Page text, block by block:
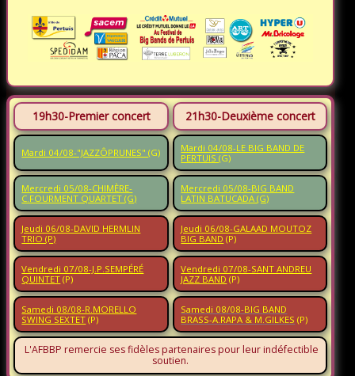
19h30-Premier concert 21h30-Deuxième concert
Mardi 04/08-"JAZZÔPRUNES"(G)
Mardi 04/08-LE BIG BAND DE
PERTUIS(G)
Mercredi 05/08-CHIMÈRE-
C.FOURMENT QUARTET (G)
Mercredi 05/08-BIG BAND
LATIN BATUCADA (G)
Jeudi 06/08-DAVID HERMLIN
TRIO (P)
Jeudi 06/08-GALAAD MOUTOZ
BIG BAND (P)
Vendredi 07/08-J.P.SEMPÉRÉ
QUINTET (P)
Vendredi 07/08-SANT ANDREU
JAZZ BAND (P)
Samedi 08/08-R.MORELLO
SWING SEXTET (P)
Samedi 08/08-BIG BAND
BRASS-A.RAPA & M.GILKES (P)
L'AFBBP remercie ses fidèles partenaires pour leur indéfectible
soutien.